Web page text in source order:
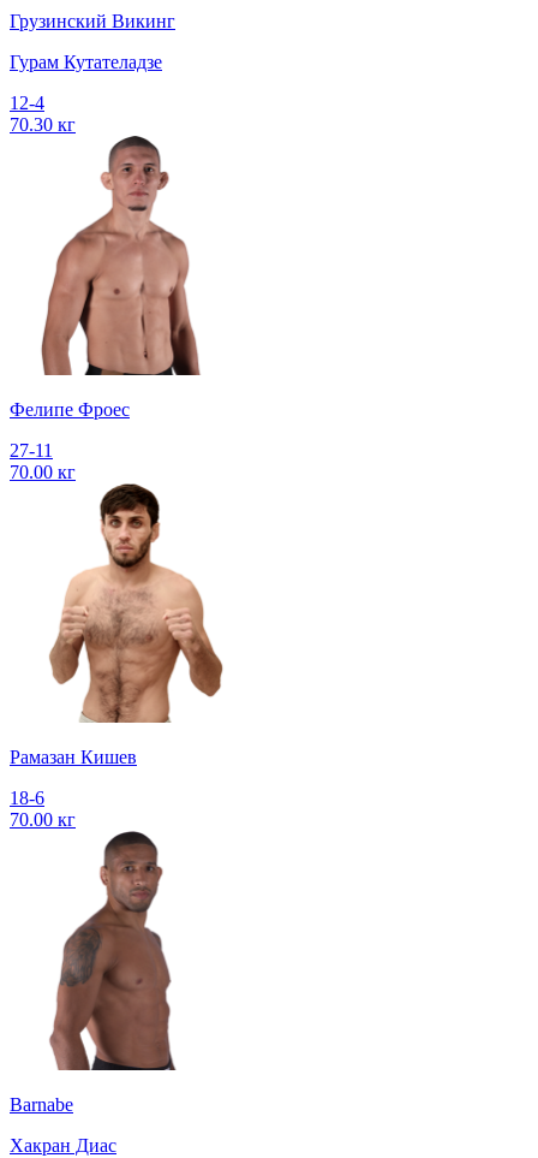
Грузинский Викинг
Гурам Кутателадзе
12-4
70.30 кг
Фелипе Фроес
27-11
70.00 кг
Рамазан Кишев
18-6
70.00 кг
Barnabe
Хакран Диас